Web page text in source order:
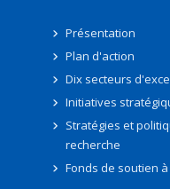
Présentation
Plan d'action
Dix secteurs
Initiatives
Stratégies et
recherche
Fonds de soutien